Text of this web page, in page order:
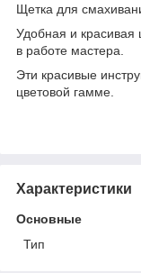
Щетка для
Удобная и
в работе мастера.
Эти красивые
цветовой гамме.
Характеристики
Основные
Тип